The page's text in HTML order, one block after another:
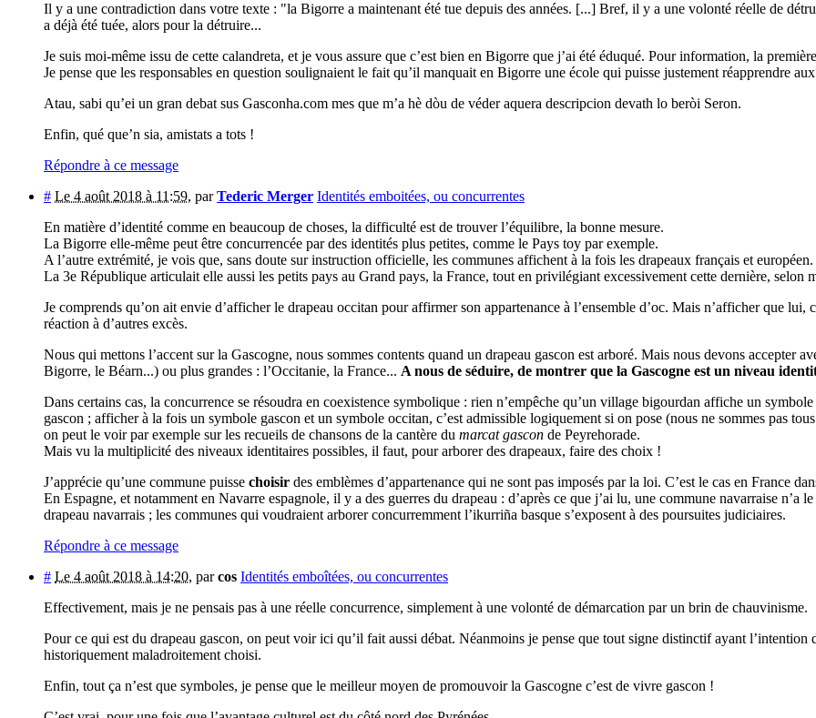
Il y a une contradiction dans votre texte : "la Bigorre a maintenant été tue depuis des années. [...] Bref, il y a une volonté réelle de
a déjà été tuée, alors pour la détruire...
Je suis moi-même issu de cette calandreta, et je vous assure que c’est bien en Bigorre que j’ai été éduqué. Pour information, la
Je pense que les responsables en question soulignaient le fait qu’il manquait en Bigorre une école qui puisse justement réapprendre
Atau, sabi qu’ei un gran debat sus Gasconha.com mes que m’a hè dòu de véder aquera descripcion devath lo beròi Seron.
Enfin, qué que’n sia, amistats a tots !
Répondre à ce message
# Le 4 août 2018 à 11:59, parTederic Merger Identités emboitées, ou concurrentes
En matière d’identité comme en beaucoup de choses, la difficulté est de trouver l’équilibre, la bonne mesure.
La Bigorre elle-même peut être concurrencée par des identités plus petites, comme le Pays toy par exemple.
A l’autre extrémité, je vois que, sans doute sur instruction officielle, les communes affichent à la fois les drapeaux français et
La 3e République articulait elle aussi les petits pays au Grand pays, la France, tout en privilégiant excessivement cette dernière, selon
Je comprends qu’on ait envie d’afficher le drapeau occitan pour affirmer son appartenance à l’ensemble d’oc. Mais n’afficher que
réaction à d’autres excès.
Nous qui mettons l’accent sur la Gascogne, nous sommes contents quand un drapeau gascon est arboré. Mais nous devons accepter
Bigorre, le Béarn...) ou plus grandes : l’Occitanie, la France... A nous de séduire, de montrer que la Gascogne est un niveau
Dans certains cas, la concurrence se résoudra en coexistence symbolique : rien n’empêche qu’un village bigourdan affiche un
gascon ; afficher à la fois un symbole gascon et un symbole occitan, c’est admissible logiquement si on pose (nous ne sommes pas
on peut le voir par exemple sur les recueils de chansons de la cantère du marcat gascon de Peyrehorade.
Mais vu la multiplicité des niveaux identitaires possibles, il faut, pour arborer des drapeaux, faire des choix !
J’apprécie qu’une commune puisse choisir des emblèmes d’appartenance qui ne sont pas imposés par la loi. C’est le cas en France
En Espagne, et notamment en Navarre espagnole, il y a des guerres du drapeau : d’après ce que j’ai lu, une commune navarraise n’a
drapeau navarrais ; les communes qui voudraient arborer concurremment l’ikurriña basque s’exposent à des poursuites judiciaires.
Répondre à ce message
# Le 4 août 2018 à 14:20, parcos Identités emboîtées, ou concurrentes
Effectivement, mais je ne pensais pas à une réelle concurrence, simplement à une volonté de démarcation par un brin de chauvinisme.
Pour ce qui est du drapeau gascon, on peut voir ici qu’il fait aussi débat. Néanmoins je pense que tout signe distinctif ayant
historiquement maladroitement choisi.
Enfin, tout ça n’est que symboles, je pense que le meilleur moyen de promouvoir la Gascogne c’est de vivre gascon !